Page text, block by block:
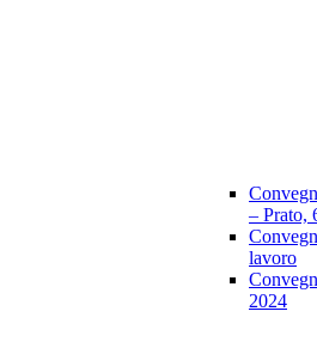
– Prato,
lavoro
2024